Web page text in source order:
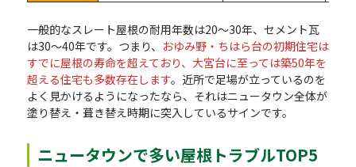
一般的なスレート屋根の耐用年数は20〜30年、セメント瓦
は30〜40年です。つまり、 おゆみ野・ちはら台の初期住宅は
すでに屋根の寿命を超えており、大宮台に至っては築50年を
超える住宅も多数存在します。近所で足場が立っているのを
よく見かけるようになったなら、それはニュータウン全体が
塗り替え・葺き替え時期に突入しているサインです。
ニュータウンで多い屋根トラブルTOP5